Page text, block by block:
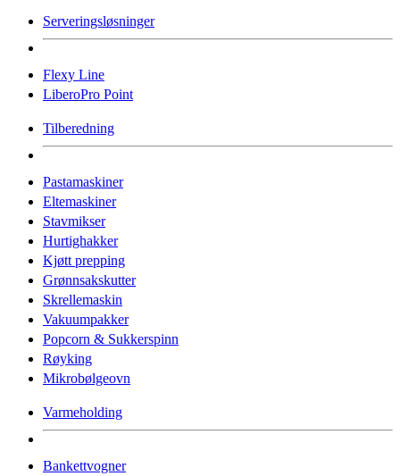
Serveringsløsninger
Flexy Line
LiberoPro Point
Tilberedning
Pastamaskiner
Eltemaskiner
Stavmikser
Hurtighakker
Kjøtt prepping
Grønnsakskutter
Skrellemaskin
Vakuumpakker
Popcorn & Sukkerspinn
Røyking
Mikrobølgeovn
Varmeholding
Bankettvogner